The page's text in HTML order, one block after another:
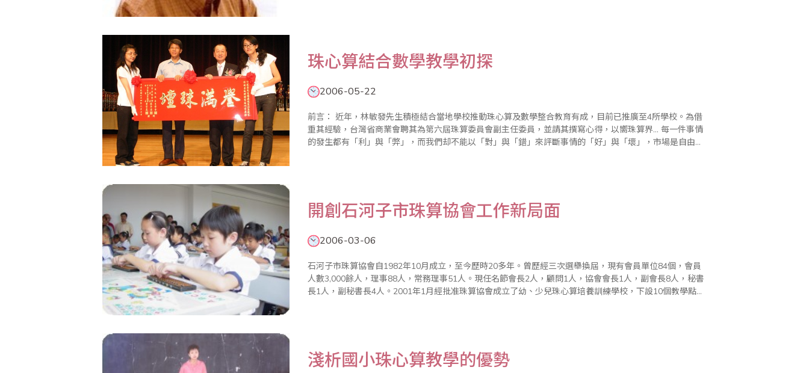
珠心算結合數學教學初探
2006-05-22
前言： 近年，林敏發先生積極結合當地學校推動珠心算及數學整合教育有成，目前已推廣至4所學校。為借
重其經驗，台灣省商業會聘其為第六屆珠算委員會副主任委員，並請其撰寫心得，以嚮珠算界... 每一件事情
的發生都有「利」與「弊」，而我們却不能以「對」與「錯」來評斷事情的「好」與「壞」，市場是自由競
開創石河子市珠算協會工作新局面
2006-03-06
石河子市珠算協會自1982年10月成立，至今歷時20多年。曾歷經三次選舉換屆，現有會員單位84個，會員
人數3,000餘人，理事88人，常務理事51人。現任名節會長2人，顧問1人，協會會長1人，副會長8人，秘書
長1人，副秘書長4人。2001年1月經批准珠算協會成立了幼、少兒珠心算培養訓練學校，下設10個教學點；
淺析國小珠心算教學的優勢